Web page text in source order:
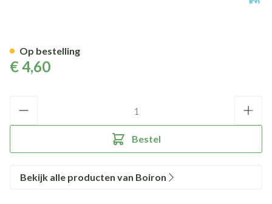
€ 4,60
Bestel
Op bestelling
Bekijk alle producten van Boiron